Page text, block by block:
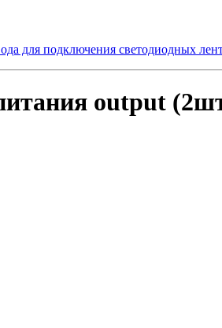
для подключения светодиодных
output